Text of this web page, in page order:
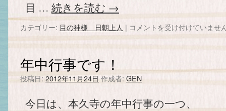
目 … 続きを読む →
カテゴリー: 目の神様 日朝上人 | 私
の
コメントを受け付けていませ
年中行事です！
投稿日: 2012年11月24日 作成者: GEN
今日は、本久寺の年中行事の一つ、